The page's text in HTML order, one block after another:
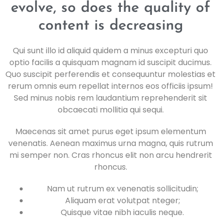
evolve, so does the quality of
content is decreasing
Qui sunt illo id aliquid quidem a minus excepturi quo
optio facilis a quisquam magnam id suscipit ducimus.
Quo suscipit perferendis et consequuntur molestias et
rerum omnis eum repellat internos eos officiis ipsum!
Sed minus nobis rem laudantium reprehenderit sit
obcaecati mollitia qui sequi.
Maecenas sit amet purus eget ipsum elementum
venenatis. Aenean maximus urna magna, quis rutrum
mi semper non. Cras rhoncus elit non arcu hendrerit
rhoncus.
Nam ut rutrum ex venenatis sollicitudin;
Aliquam erat volutpat nteger;
Quisque vitae nibh iaculis neque.